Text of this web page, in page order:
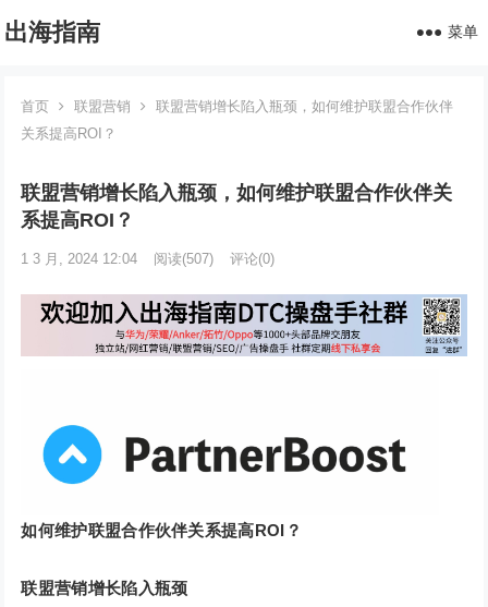
出海指南 菜单
首页 联盟营销
联盟营销增长陷入瓶颈，如何维护联盟合作伙伴
关系提高ROI？
联盟营销增长陷入瓶颈，如何维护联盟合作伙伴关
系提高ROI？
1 3 月, 2024 12:04 阅读(507) 评论(0)
如何维护联盟合作伙伴关系提高ROI？
联盟营销增长陷入瓶颈